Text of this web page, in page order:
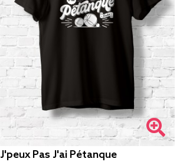
J'peux Pas J'ai Pétanque